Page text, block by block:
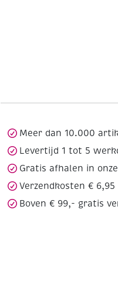
Meer dan 10.000
Levertijd 1 tot 5
Gratis afhalen in
Verzendkosten € 6,95
Boven € 99,- gratis